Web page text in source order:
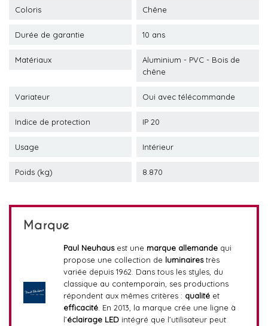
Coloris Chêne
Durée de garantie 10 ans
Matériaux
Aluminium - PVC - Bois de
chêne
Variateur Oui avec télécommande
Indice de protection IP 20
Usage Intérieur
Poids (kg) 8.870
Marque
Paul Neuhausest une marque allemandequi
propose une collection de luminairestrès
variée depuis 1962. Dans tous les styles, du
classique au contemporain, ses productions
répondent aux mêmes critères : qualitéet
efficacité. En 2013, la marque crée une ligne à
l’éclairage LEDintégré que l’utilisateur peut